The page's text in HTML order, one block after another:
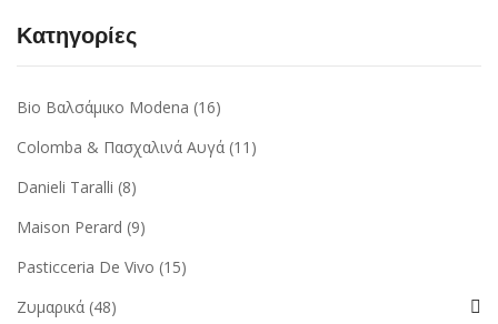
Κατηγορίες
Bio Βαλσάμικο Modena (16)
Colomba & Πασχαλινά Αυγά (11)
Danieli Taralli (8)
Maison Perard (9)
Pasticceria De Vivo (15)
Ζυμαρικά (48)